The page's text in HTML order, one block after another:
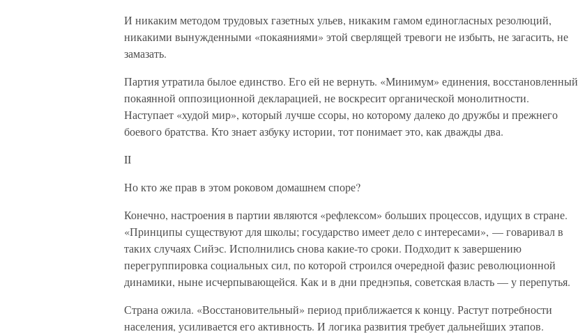
И никаким методом трудовых газетных ульев, никаким гамом единогласных резолюций,
никакими вынужденными «покаяниями» этой сверлящей тревоги не избыть, не загасить, не
замазать.
Партия утратила былое единство. Его ей не вернуть. «Минимум» единения, восстановленный
покаянной оппозиционной декларацией, не воскресит органической монолитности.
Наступает «худой мир», который лучше ссоры, но которому далеко до дружбы и прежнего
боевого братства. Кто знает азбуку истории, тот понимает это, как дважды два.
II
Но кто же прав в этом роковом домашнем споре?
Конечно, настроения в партии являются «рефлексом» больших процессов, идущих в стране.
«Принципы существуют для школы; государство имеет дело с интересами», — говаривал в
таких случаях Сийэс. Исполнились снова какие-то сроки. Подходит к завершению
перегруппировка социальных сил, по которой строился очередной фазис революционной
динамики, ныне исчерпывающейся. Как и в дни преднэпья, советская власть — у перепутья.
Страна ожила. «Восстановительный» период приближается к концу. Растут потребности
населения, усиливается его активность. И логика развития требует дальнейших этапов.